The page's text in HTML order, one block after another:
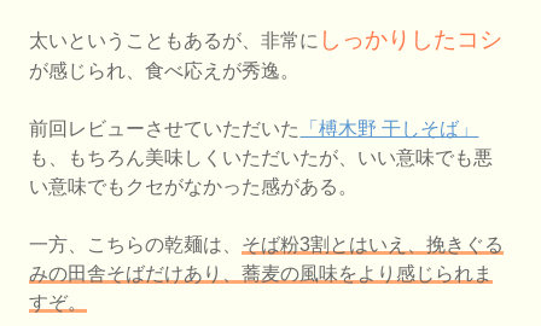
太いということもあるが、非常に しっかりしたコシ
が感じられ、食べ応えが秀逸。
前回レビューさせていただいた
「榑木野 干しそば」
も、もちろん美味しくいただいたが、いい意味でも悪
い意味でもクセがなかった感がある。
一方、こちらの乾麺は、 そば粉3割とはいえ、挽きぐる
みの田舎そばだけあり、蕎麦の風味をより感じられま
すぞ。